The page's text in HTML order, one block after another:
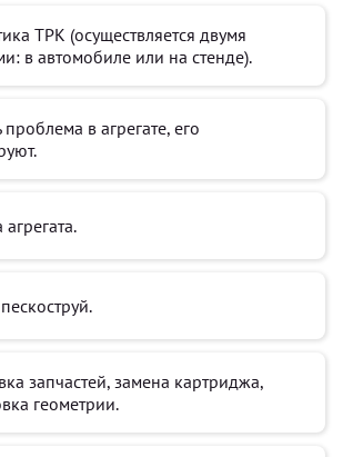
ТРК (осуществляется двумя
в автомобиле или на стенде).
проблема в агрегате, его
запчастей, замена картриджа,
геометрии.